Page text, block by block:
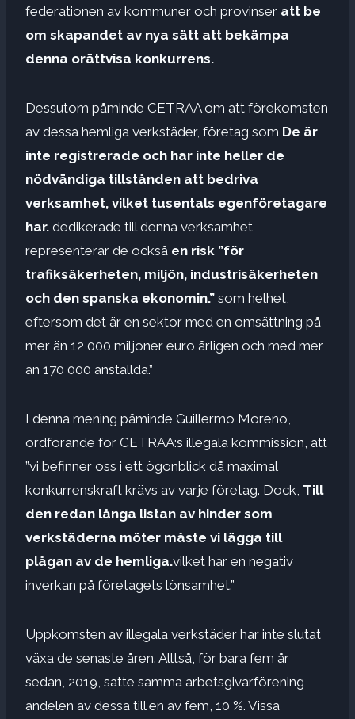
federationen av kommuner och provinser att be
om skapandet av nya sätt att bekämpa
denna orättvisa konkurrens.
Dessutom påminde CETRAA om att förekomsten
av dessa hemliga verkstäder, företag som De är
inte registrerade och har inte heller de
nödvändiga tillstånden att bedriva
verksamhet, vilket tusentals egenföretagare
har. dedikerade till denna verksamhet
representerar de också en risk ”för
trafiksäkerheten, miljön, industrisäkerheten
och den spanska ekonomin.” som helhet,
eftersom det är en sektor med en omsättning på
mer än 12 000 miljoner euro årligen och med mer
än 170 000 anställda.”
I denna mening påminde Guillermo Moreno,
ordförande för CETRAA:s illegala kommission, att
”vi befinner oss i ett ögonblick då maximal
konkurrenskraft krävs av varje företag. Dock, Till
den redan långa listan av hinder som
verkstäderna möter måste vi lägga till
plågan av de hemliga.vilket har en negativ
inverkan på företagets lönsamhet.”
Uppkomsten av illegala verkstäder har inte slutat
växa de senaste åren. Alltså, för bara fem år
sedan, 2019, satte samma arbetsgivarförening
andelen av dessa till en av fem, 10 %. Vissa